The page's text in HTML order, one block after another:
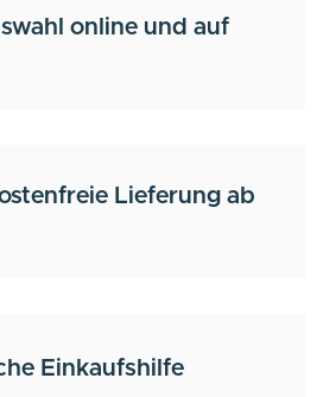
online und auf
Lieferung ab
Einkaufshilfe